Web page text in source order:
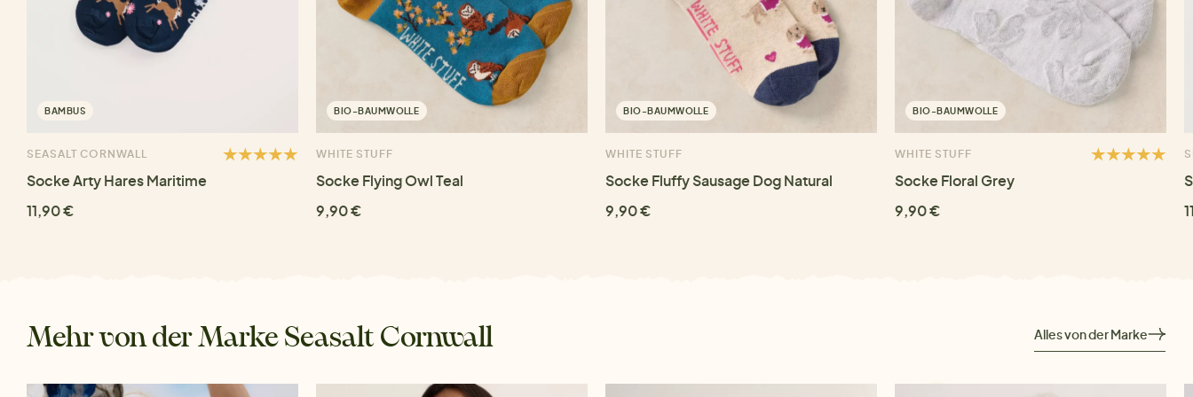
BAMBUS
SEASALT CORNWALL
Socke Arty Hares Maritime
11,90 €
BIO-BAUMWOLLE
WHITE STUFF
Socke Flying Owl Teal
9,90 €
BIO-BAUMWOLLE
WHITE STUFF
Socke Fluffy Sausage Dog Natural
9,90 €
BIO-BAUMWOLLE
WHITE STUFF
Socke Floral Grey
9,90 €
Mehr von der Marke Seasalt Cornwall Alles von der Marke